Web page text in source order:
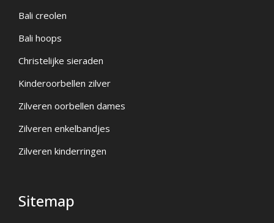
Bali creolen
Bali hoops
Christelijke sieraden
Kinderoorbellen zilver
Zilveren oorbellen dames
Zilveren enkelbandjes
Zilveren kinderringen
Sitemap